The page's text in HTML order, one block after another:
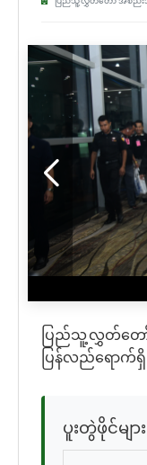
ပြည်သူ့လွှတ်တော်ဥ
ပြန်လည်ရောက်ရှိ
ပူးတွဲဖိုင်များ